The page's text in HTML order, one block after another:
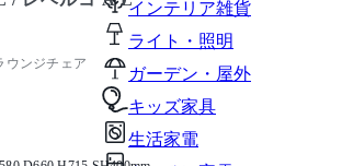
インテリア雑貨
ライト・照明
ガーデン・屋外
キッズ家具
生活家電
ウンジチェア